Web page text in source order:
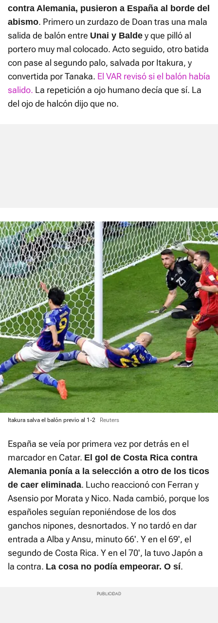
contra Alemania, pusieron a España al borde del
abismo. Primero un zurdazo de Doan tras una mala
salida de balón entre Unai y Balde y que pilló al
portero muy mal colocado. Acto seguido, otro batida
con pase al segundo palo, salvada por Itakura, y
convertida por Tanaka. El VAR revisó si el balón había
salido. La repetición a ojo humano decía que sí. La
del ojo de halcón dijo que no.
Itakura salva el balón previo al 1-2 Reuters
España se veía por primera vez por detrás en el
marcador en Catar. El gol de Costa Rica contra
Alemania ponía a la selección a otro de los ticos
de caer eliminada. Lucho reaccionó con Ferran y
Asensio por Morata y Nico. Nada cambió, porque los
españoles seguían reponiéndose de los dos
ganchos nipones, desnortados. Y no tardó en dar
entrada a Alba y Ansu, minuto 66'. Y en el 69', el
segundo de Costa Rica. Y en el 70', la tuvo Japón a
la contra. La cosa no podía empeorar. O sí.